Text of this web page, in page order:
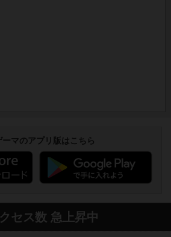
ーマのアプリ版はこちら
セス数 急上昇中